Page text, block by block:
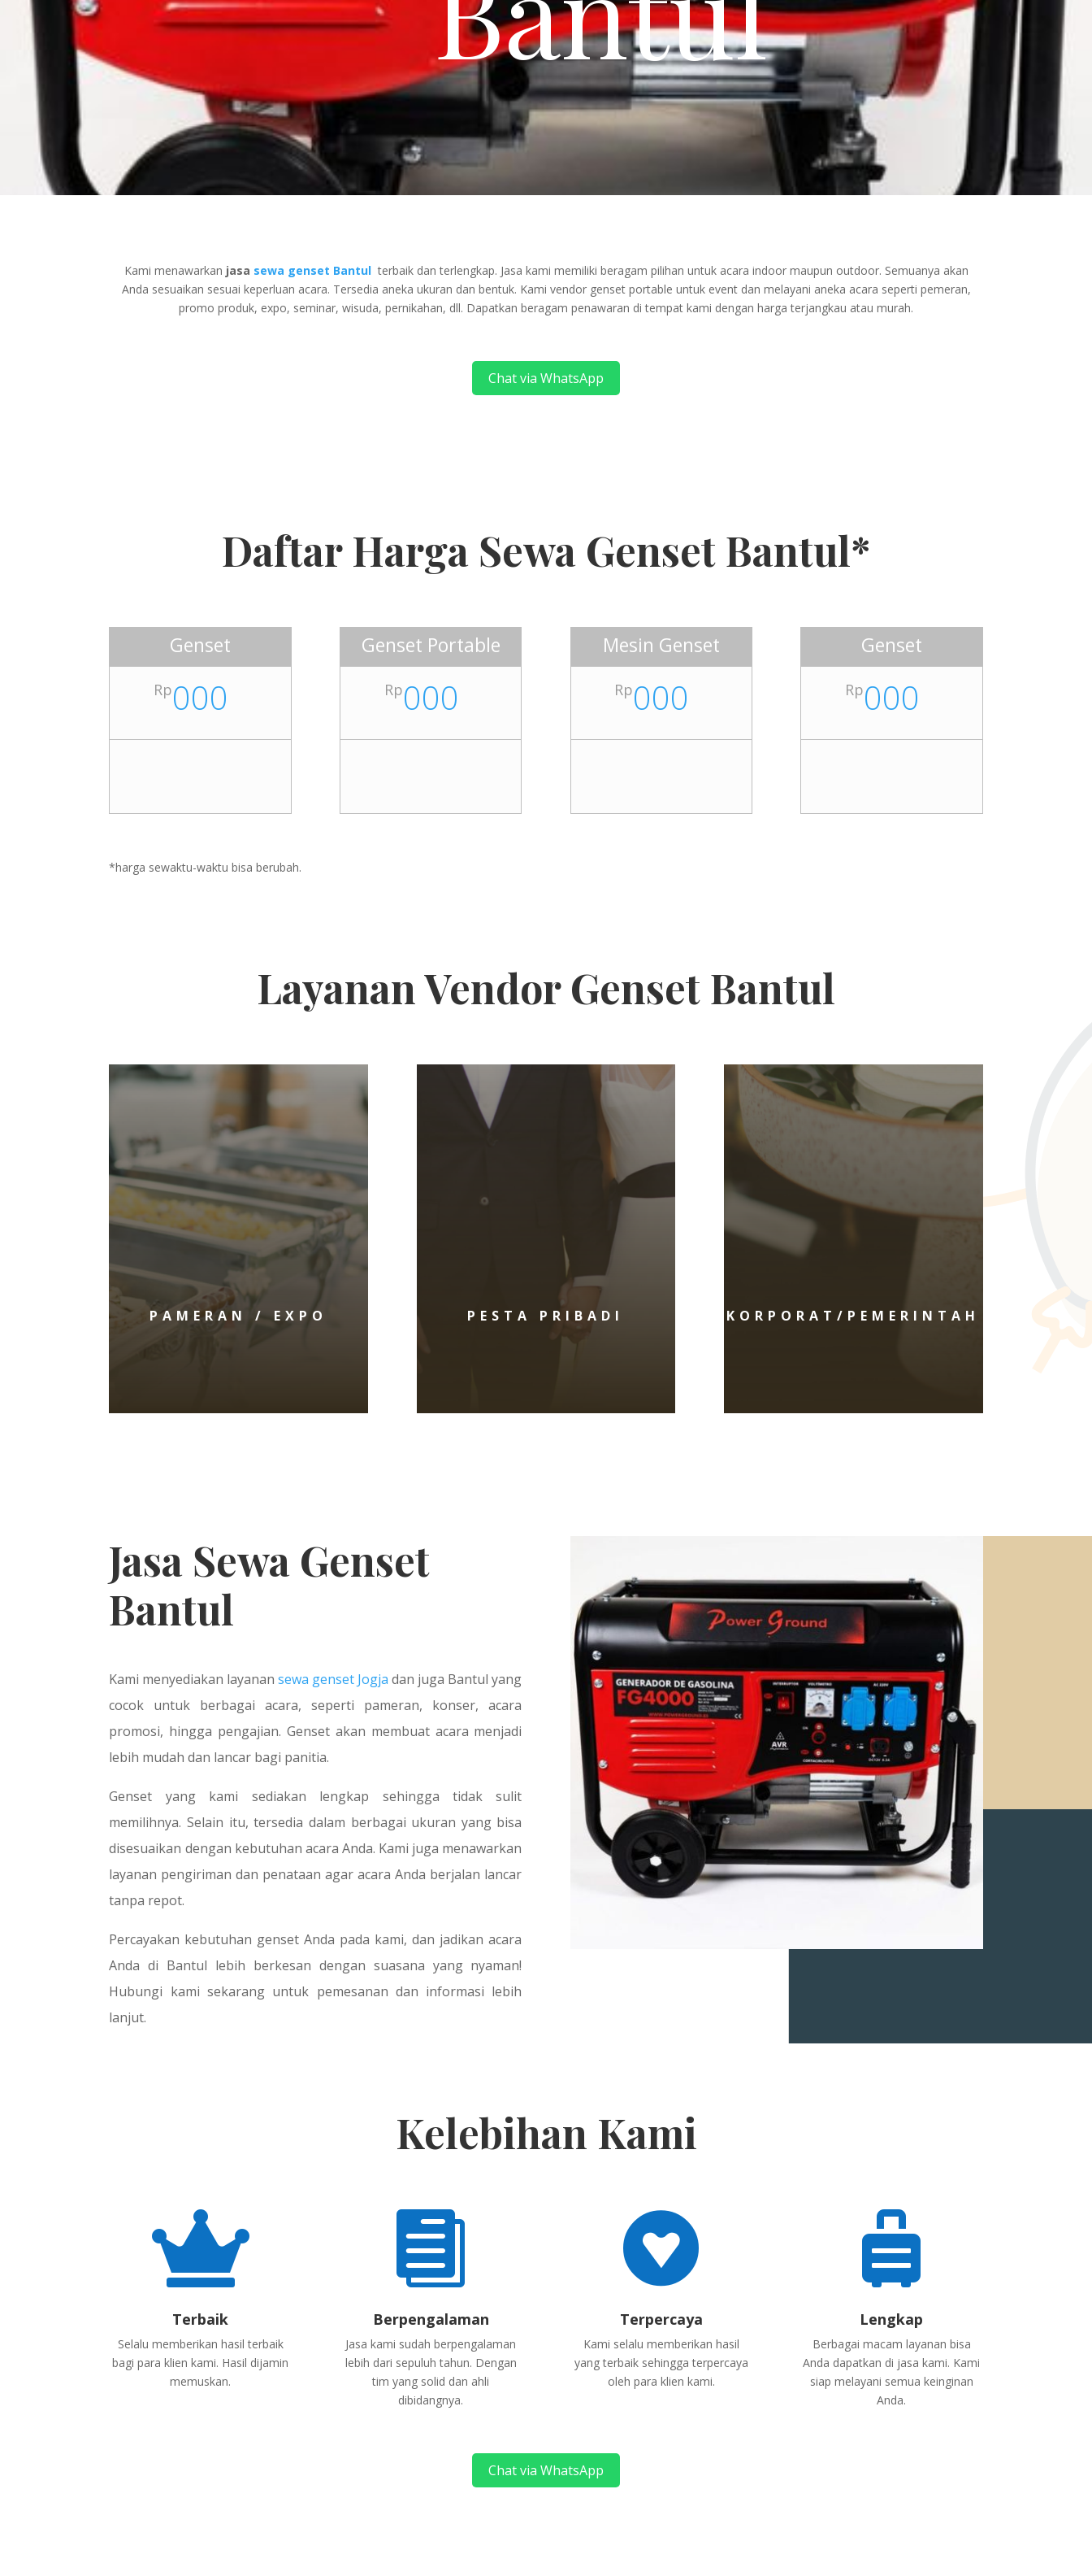
Kami menawarkan jasa sewa genset Bantul terbaik dan terlengkap. Jasa kami memiliki beragam pilihan untuk acara indoor maupun outdoor. Semuanya akan
Anda sesuaikan sesuai keperluan acara. Tersedia aneka ukuran dan bentuk. Kami vendor genset portable untuk event dan melayani aneka acara seperti pemeran,
promo produk, expo, seminar, wisuda, pernikahan, dll. Dapatkan beragam penawaran di tempat kami dengan harga terjangkau atau murah.
Chat via WhatsApp
Daftar Harga Sewa Genset Bantul*
Genset
Rp000
Genset Portable
Rp000
Mesin Genset
Rp000
Genset
Rp000
*harga sewaktu-waktu bisa berubah.
Layanan Vendor Genset Bantul
PAMERAN / EXPO PESTA PRIBADI KORPORAT/PEMERINTAH
Jasa Sewa Genset
Bantul
Kami menyediakan layanansewa genset Jogja dan juga Bantul yang
cocok untuk berbagai acara, seperti pameran, konser, acara
promosi, hingga pengajian. Genset akan membuat acara menjadi
lebih mudah dan lancar bagi panitia.
Genset yang kami sediakan lengkap sehingga tidak sulit
memilihnya. Selain itu, tersedia dalam berbagai ukuran yang bisa
disesuaikan dengan kebutuhan acara Anda. Kami juga menawarkan
layanan pengiriman dan penataan agar acara Anda berjalan lancar
tanpa repot.
Percayakan kebutuhan genset Anda pada kami, dan jadikan acara
Anda di Bantul lebih berkesan dengan suasana yang nyaman!
Hubungi kami sekarang untuk pemesanan dan informasi lebih
lanjut.
Kelebihan Kami

Terbaik
Selalu memberikan hasil terbaik
bagi para klien kami. Hasil dijamin
memuskan.

Berpengalaman
Jasa kami sudah berpengalaman
lebih dari sepuluh tahun. Dengan
tim yang solid dan ahli
dibidangnya.

Terpercaya
Kami selalu memberikan hasil
yang terbaik sehingga terpercaya
oleh para klien kami.

Lengkap
Berbagai macam layanan bisa
Anda dapatkan di jasa kami. Kami
siap melayani semua keinginan
Anda.
Chat via WhatsApp